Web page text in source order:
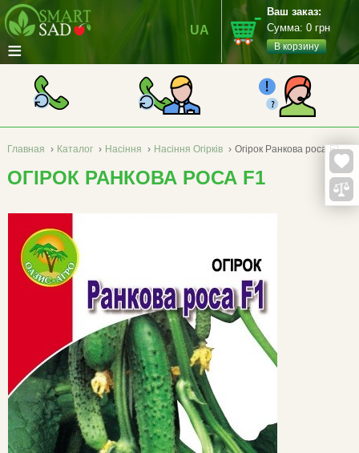
≡
UA
Ваш заказ:
Сумма: 0 грн
В корзину
Главная › Каталог › Насіння › Насіння Огірків › Огірок Ранкова роса F1
ОГІРОК РАНКОВА РОСА F1